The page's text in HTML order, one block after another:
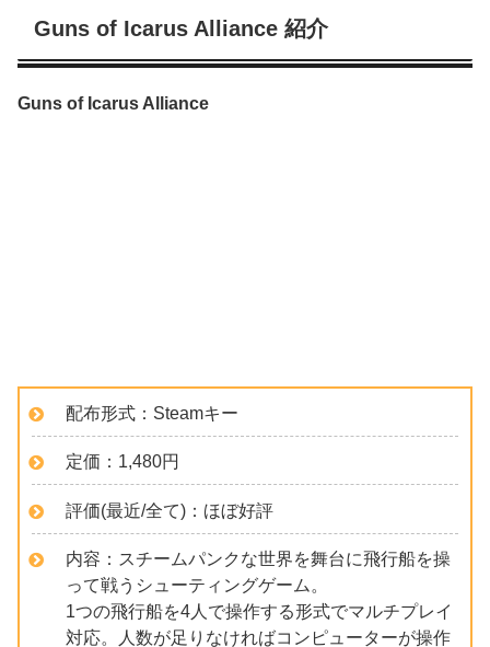
Guns of Icarus Alliance 紹介
Guns of Icarus Alliance
配布形式：Steamキー
定価：1,480円
評価(最近/全て)：ほぼ好評
内容：スチームパンクな世界を舞台に飛行船を操
って戦うシューティングゲーム。
1つの飛行船を4人で操作する形式でマルチプレイ
対応。人数が足りなければコンピューターが操作